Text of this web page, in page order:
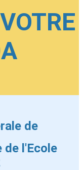
de
de l'Ecole